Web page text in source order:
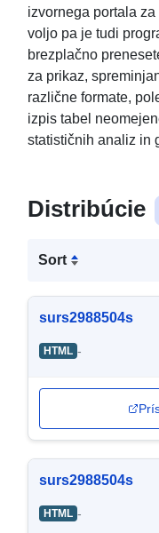
izvornega portala
voljo pa je tudi
brezplačno
za prikaz,
različne formate,
izpis tabel
statističnih analiz in
Distribúcie
Sort
surs2988504s
HTML -
surs2988504s
HTML -